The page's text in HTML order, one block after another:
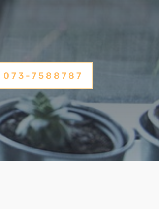
073-7588787